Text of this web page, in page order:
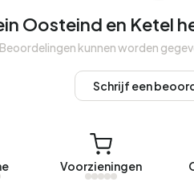
Oosteind en Ketel.
Oosteind en Ketel.
met een geregistreerd
verbruikt een adres in
Oosteind en Ketel
Beoordelingen kunnen worden
Schrijf een
Voorzieningen